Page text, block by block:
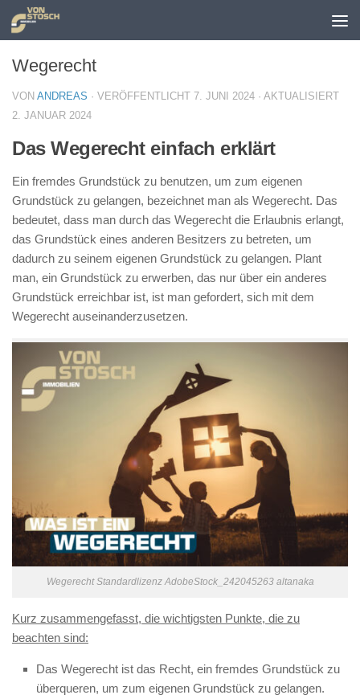
Zum Inhalt springen
Wegerecht
VON ANDREAS · VERÖFFENTLICHT 7. JUNI 2024 · AKTUALISIERT
2. JANUAR 2024
Das Wegerecht einfach erklärt
Ein fremdes Grundstück zu benutzen, um zum eigenen
Grundstück zu gelangen, bezeichnet man als Wegerecht. Das
bedeutet, dass man durch das Wegerecht die Erlaubnis erlangt,
das Grundstück eines anderen Besitzers zu betreten, um
dadurch zu seinem eigenen Grundstück zu gelangen. Plant
man, ein Grundstück zu erwerben, das nur über ein anderes
Grundstück erreichbar ist, ist man gefordert, sich mit dem
Wegerecht auseinanderzusetzen.
Wegerecht Standardlizenz AdobeStock_242045263 altanaka
Kurz zusammengefasst, die wichtigsten Punkte, die zu
beachten sind:
Das Wegerecht ist das Recht, ein fremdes Grundstück zu
überqueren, um zum eigenen Grundstück zu gelangen.